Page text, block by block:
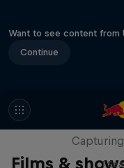
Want to see content from
Continue
Films &
We
1